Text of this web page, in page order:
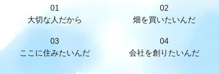
01
大切な人だから
02
畑を買いたいんだ
03
ここに住みたいんだ
04
会社を創りたいんだ